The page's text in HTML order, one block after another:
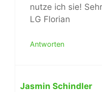
nutze ich sie!
LG Florian
Antworten
Jasmin Schindler